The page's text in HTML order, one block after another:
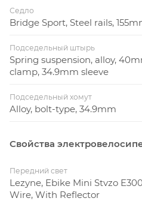
Седло
Bridge Sport, Steel rails,
Подседельный штырь
Spring suspension, alloy,
clamp, 34.9mm sleeve
Подседельный хомут
Alloy, bolt-type, 34.9mm
Свойства
Передний свет
Lezyne, Ebike Mini Stvzo
Wire, With Reflector